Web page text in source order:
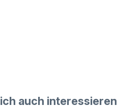
auch interessieren